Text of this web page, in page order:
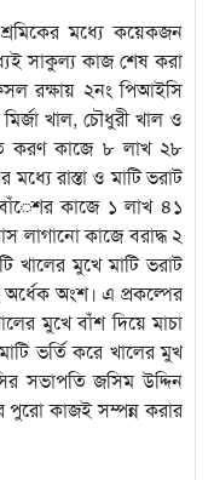
মধ্যে কয়েকজন
সাকুল্য কাজ শেষ করা
রক্ষায় ২নং পিআইসি
খাল, চৌধুরী খাল ও
করণ কাজে ৮ লাখ ২৮
রাস্তা ও মাটি ভরাট
কাজে ১ লাখ ৪১
লাগানো কাজে বরাদ্ধ ২
খালের মুখে মাটি ভরাট
অর্ধেক অংশ। এ প্রকল্পের
মুখে বাঁশ দিয়ে মাচা
ভর্তি করে খালের মুখ
সভাপতি জসিম উদ্দিন
পুরো কাজই সম্পন্ন করার